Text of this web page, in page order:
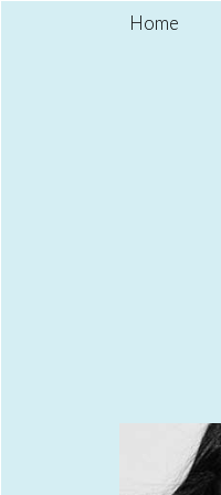
Home